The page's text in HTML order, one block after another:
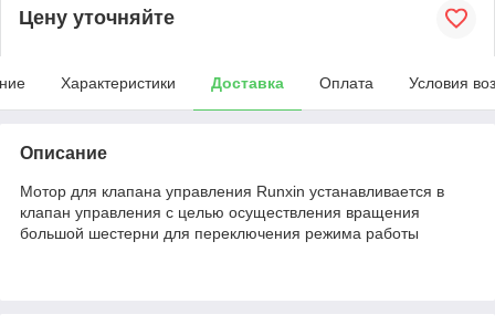
Цену уточняйте
Характеристики Доставка Оплата Условия
Описание
Мотор для клапана управления Runxin устанавливается в
клапан управления с целью осуществления вращения
большой шестерни для переключения режима работы